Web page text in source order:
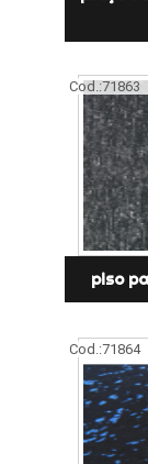
Cod.:71863
piso
Cod.:71864